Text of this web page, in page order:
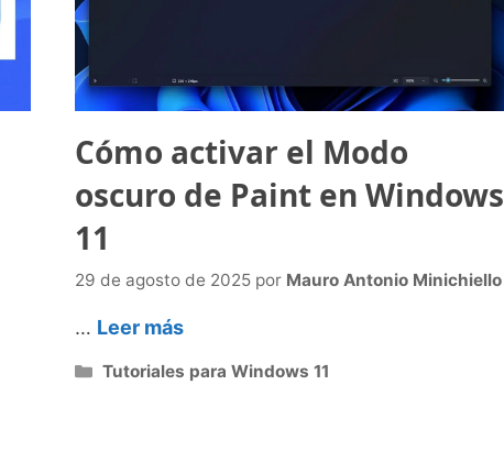
Cómo activar el Modo
oscuro de Paint en Windows
11
29 de agosto de 2025 por Mauro Antonio Minichiello
… Leer más
Categorías
Tutoriales para Windows 11